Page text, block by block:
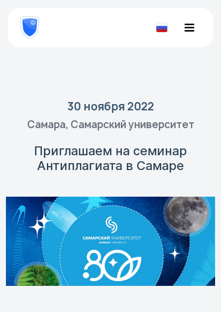
800
777-
81-Проверить
30 ноября 2022
Самара, Самарский университет
Приглашаем на семинар
Антиплагиата в Самаре